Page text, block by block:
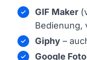
GIF Maker
Bedienung,
Giphy –
Google